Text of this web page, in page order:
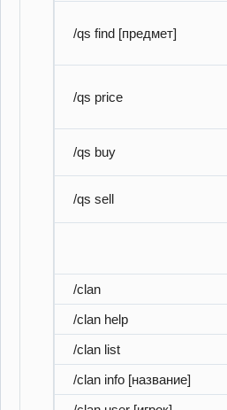
/qs find [предмет]
/qs price
/qs buy
/qs sell
/clan
/clan help
/clan list
/clan info [название]